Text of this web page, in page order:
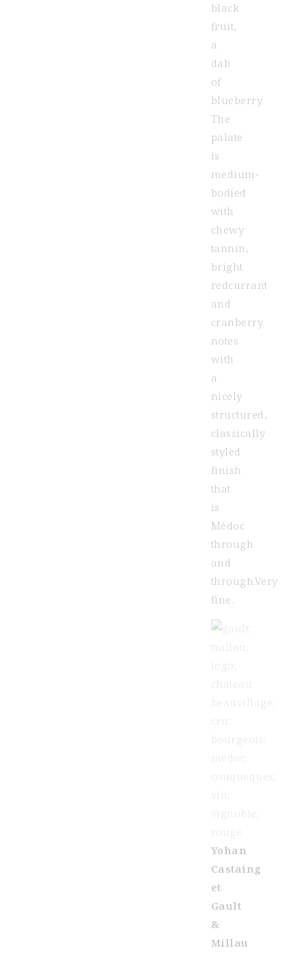
black
fruit,
a
dab
of
blueberry.
The
palate
is
medium-
bodied
with
chewy
tannin,
bright
redcurrant
and
cranberry
notes
with
a
nicely
structured,
classically
styled
finish
that
is
Médoc
through
and
through.Very
fine.
Yohan
Castaing
et
Gault
&
Millau